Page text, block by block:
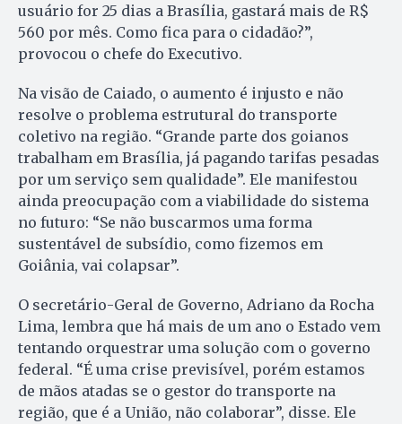
usuário for 25 dias a Brasília, gastará mais de R$
560 por mês. Como fica para o cidadão?”,
provocou o chefe do Executivo.
Na visão de Caiado, o aumento é injusto e não
resolve o problema estrutural do transporte
coletivo na região. “Grande parte dos goianos
trabalham em Brasília, já pagando tarifas pesadas
por um serviço sem qualidade”. Ele manifestou
ainda preocupação com a viabilidade do sistema
no futuro: “Se não buscarmos uma forma
sustentável de subsídio, como fizemos em
Goiânia, vai colapsar”.
O secretário-Geral de Governo, Adriano da Rocha
Lima, lembra que há mais de um ano o Estado vem
tentando orquestrar uma solução com o governo
federal. “É uma crise previsível, porém estamos
de mãos atadas se o gestor do transporte na
região, que é a União, não colaborar”, disse. Ele